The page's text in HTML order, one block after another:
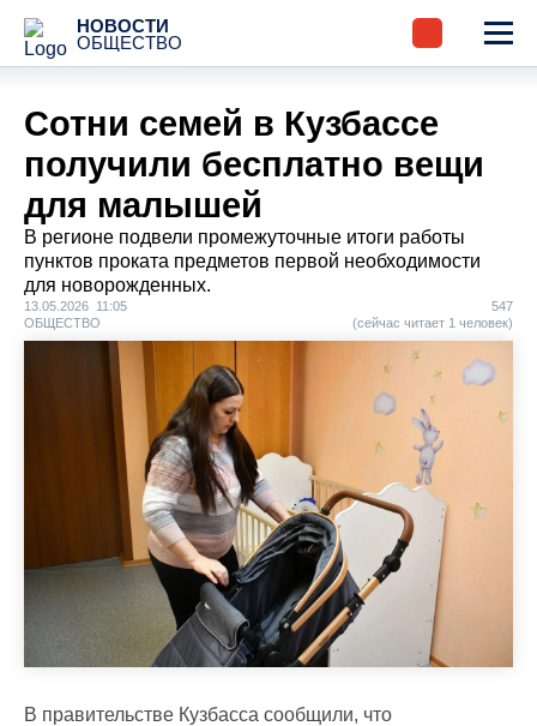
НОВОСТИ
ОБЩЕСТВО
Cотни семей в Кузбассе
получили бесплатно вещи
для малышей
В регионе подвели промежуточные итоги работы
пунктов проката предметов первой необходимости
для новорожденных.
13.05.2026 11:05
ОБЩЕСТВО
547
(сейчас читает 1 человек)
В правительстве Кузбасса сообщили, что